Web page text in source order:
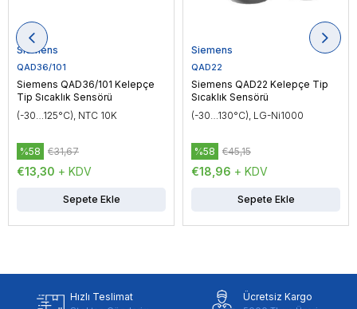
Siemens
QAD36/101
Siemens QAD36/101 Kelepçe
Tip Sıcaklık Sensörü
(-30…125°C), NTC 10K
€13,30 + KDV
%58 €31,67
Sepete Ekle
Siemens
QAD22
Siemens QAD22 Kelepçe Tip
Sıcaklık Sensörü
(-30…130°C), LG-Ni1000
€18,96 + KDV
%58 €45,15
Sepete Ekle
Hızlı Teslimat Ücretsiz Kargo